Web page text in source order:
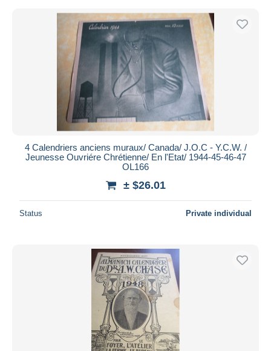
4 Calendriers anciens muraux/ Canada/ J.O.C - Y.C.W. /
Jeunesse Ouvriére Chrétienne/ En l'Etat/ 1944-45-46-47
OL166
± $26.01
Status Private individual